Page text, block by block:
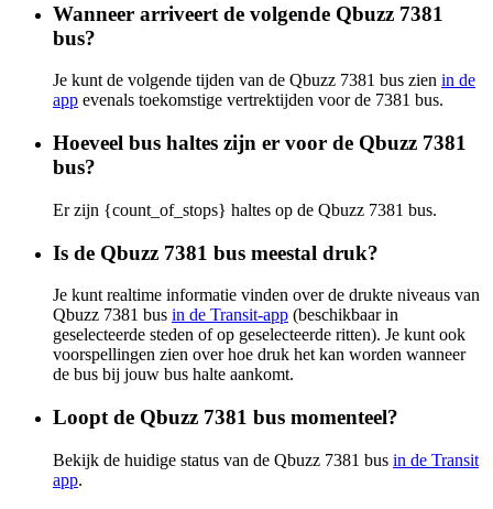
Wanneer arriveert de volgende Qbuzz 7381
bus?
Je kunt de volgende tijden van de Qbuzz 7381 bus zien in de
app evenals toekomstige vertrektijden voor de 7381 bus.
Hoeveel bus haltes zijn er voor de Qbuzz 7381
bus?
Er zijn {count_of_stops} haltes op de Qbuzz 7381 bus.
Is de Qbuzz 7381 bus meestal druk?
Je kunt realtime informatie vinden over de drukte niveaus van
Qbuzz 7381 bus in de Transit-app (beschikbaar in
geselecteerde steden of op geselecteerde ritten). Je kunt ook
voorspellingen zien over hoe druk het kan worden wanneer
de bus bij jouw bus halte aankomt.
Loopt de Qbuzz 7381 bus momenteel?
Bekijk de huidige status van de Qbuzz 7381 bus in de Transit
app.